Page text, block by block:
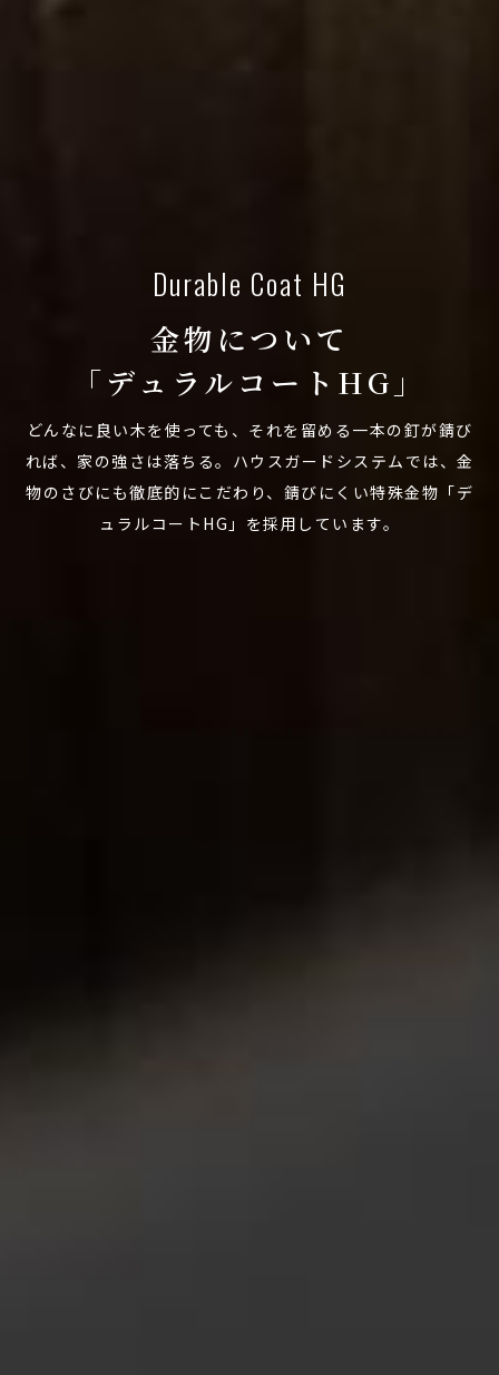
Durable Coat HG
金物について
「デュラルコートHG」
どんなに良い木を使っても、それを留める一本の釘が錆び
れば、家の強さは落ちる。ハウスガードシステムでは、金
物のさびにも徹底的にこだわり、錆びにくい特殊金物「デ
ュラルコートHG」を採用しています。